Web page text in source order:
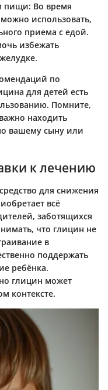
пищи: Во время
использовать,
приема с едой.
избежать
по
для детей есть
Помните,
находить
вашему сыну или
к лечению
для снижения
всё
заботящихся
что глицин не
в
поддержать
ребёнка.
глицин может
контексте.